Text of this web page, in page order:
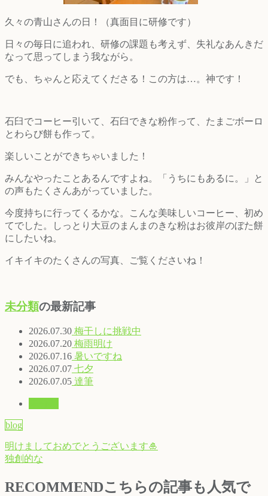
久々の青山さんの日！（真面目に研修です）
日々の毎日に追われ、研修の課題も考えず、失礼なあんきだ
なって思ってしまう我ながら。
でも、ちゃんと応えてくださる！この方は…。神です！
石臼でコーヒー引いて、石臼できな粉作って、たまごボーロ
とわらび餅も作って。
楽しいことができちゃいました！
みんなやったことあるんですよね。「うちにもあるに。」と
の声もたくさんあがっていました。
今度持ちに行ってくるかな。こんな美味しいコーヒー、初め
てでした。しっとり大豆のまんまのきな粉はお彼岸のぼた餅
にしたいね。
イキイキのたくさんの写真、ご覧くださいね！
未分類の最新記事
2026.07.30 梅干しに挑戦中
2026.07.20 梅雨明け
2026.07.16 暑いですね
2026.07.07 七夕
2026.07.05 達筆
blog
明けましておめでとうございます🎍
独創的な
RECOMMENDこちらの記事も人気で